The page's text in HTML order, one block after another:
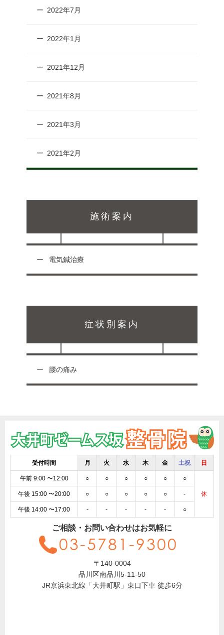
2022年7月
2022年1月
2021年12月
2021年8月
2021年3月
2021年2月
施術案内
電気鍼治療
症状別案内
腰の痛み
受付時間 月 火 水 木 金 土祝 日
午前 9:00 〜12:00 ○ ○ ○ ○ ○ ○
休
午後 15:00 〜20:00 ○ ○ ○ ○ ○ -
午後 14:00 〜17:00 - - - - - ○
ご相談・お問い合わせはお気軽に
03-5781-9300
〒140-0004
品川区南品川5-11-50
JR京浜東北線「大井町駅」東口下車 徒歩6分